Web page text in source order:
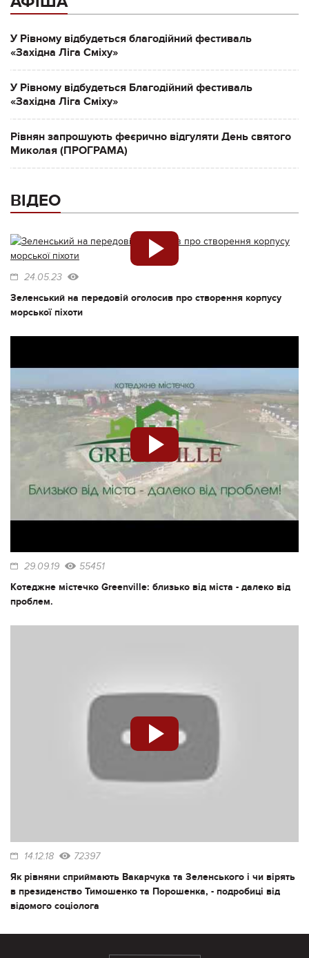
У Рівному відбудеться благодійний фестиваль
«Західна Ліга Сміху»
У Рівному відбудеться Благодійний фестиваль
«Західна Ліга Сміху»
Рівнян запрошують феєрично відгуляти День святого
Миколая (ПРОГРАМА)
ВІДЕО
24.05.23
Зеленський на передовій оголосив про створення корпусу
морської піхоти
29.09.19 55451
Котеджне містечко Greenville: близько від міста - далеко від
проблем.
14.12.18 72397
Як рівняни сприймають Вакарчука та Зеленського і чи вірять
в президенство Тимошенко та Порошенка, - подробиці від
відомого соціолога